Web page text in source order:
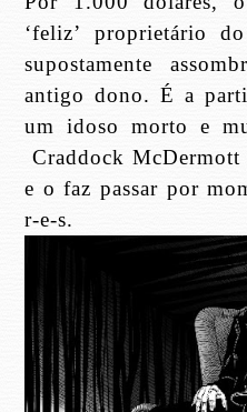
‘feliz’ proprietário
supostamente
antigo dono. É a
um idoso morto e
Craddock
e o faz passar por
r-e-s.